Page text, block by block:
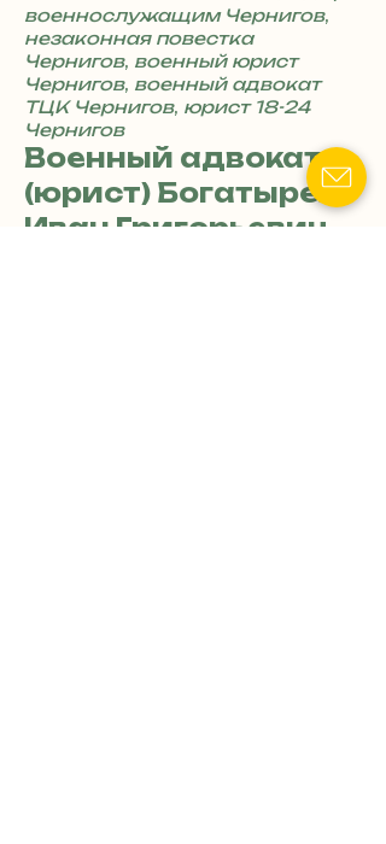
военнослужащим Чернигов,
незаконная повестка
Чернигов, военный юрист
Чернигов, военный адвокат
ТЦК Чернигов, юрист 18-24
Чернигов
Военный адвокат
(юрист) Богатырев
Иван Григорьевич